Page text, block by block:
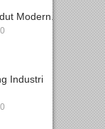
Modern...
0
Industri
0